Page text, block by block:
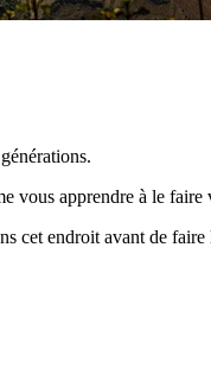
vous apprendre à le faire
cet endroit avant de